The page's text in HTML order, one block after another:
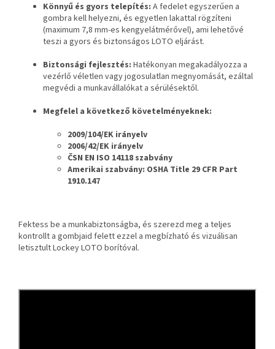
Könnyű és gyors telepítés: A fedelet egyszerűen a
gombra kell helyezni, és egyetlen lakattal rögzíteni
(maximum 7,8 mm-es kengyelátmérővel), ami lehetővé
teszi a gyors és biztonságos LOTO eljárást.
Biztonsági fejlesztés: Hatékonyan megakadályozza a
vezérlő véletlen vagy jogosulatlan megnyomását, ezáltal
megvédi a munkavállalókat a sérülésektől.
Megfelel a következő követelményeknek:
2009/104/EK irányelv
2006/42/EK irányelv
ČSN EN ISO 14118 szabvány
Amerikai szabvány: OSHA Title 29 CFR Part
1910.147
Fektess be a munkabiztonságba, és szerezd meg a teljes
kontrollt a gombjaid felett ezzel a megbízható és vizuálisan
letisztult Lockey LOTO borítóval.